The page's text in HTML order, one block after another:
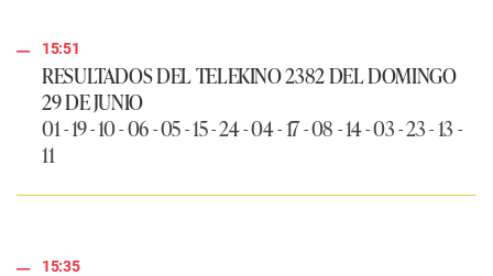
15:51
RESULTADOS DEL TELEKINO 2382 DEL DOMINGO
29 DE JUNIO
01 - 19 - 10 - 06 - 05 - 15 - 24 - 04 - 17 - 08 - 14 - 03 - 23 - 13 -
11
15:35